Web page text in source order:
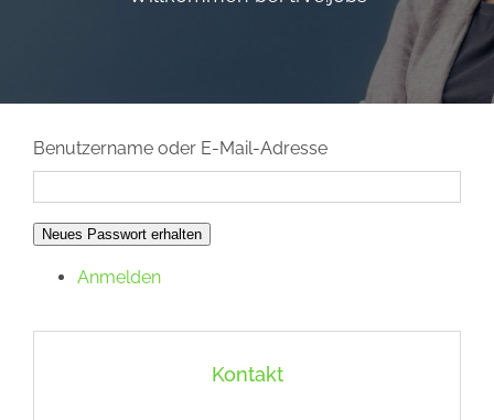
Benutzername oder E-Mail-Adresse
Neues Passwort erhalten
Anmelden
Kontakt